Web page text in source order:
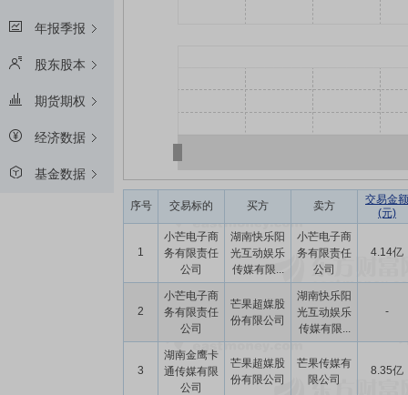
年报季报
股东股本
期货期权
经济数据
基金数据
序号 交易标的 买方 卖方
交易金额
(元)
1
小芒电子商
务有限责任
公司
湖南快乐阳
光互动娱乐
传媒有限...
小芒电子商
务有限责任
公司
4.14亿
2
小芒电子商
务有限责任
公司
芒果超媒股
份有限公司
湖南快乐阳
光互动娱乐
传媒有限...
-
3
湖南金鹰卡
通传媒有限
公司
芒果超媒股
份有限公司
芒果传媒有
限公司
8.35亿